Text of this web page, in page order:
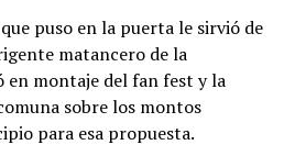
puso en la puerta le sirvió de
matancero de la
en montaje del fan fest y la
sobre los montos
para esa propuesta.